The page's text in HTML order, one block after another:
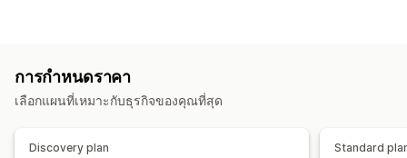
การกำหนดราคา
เลือกแผนที่เหมาะกับธุรกิจของคุณที่สุด
Discovery plan Standard